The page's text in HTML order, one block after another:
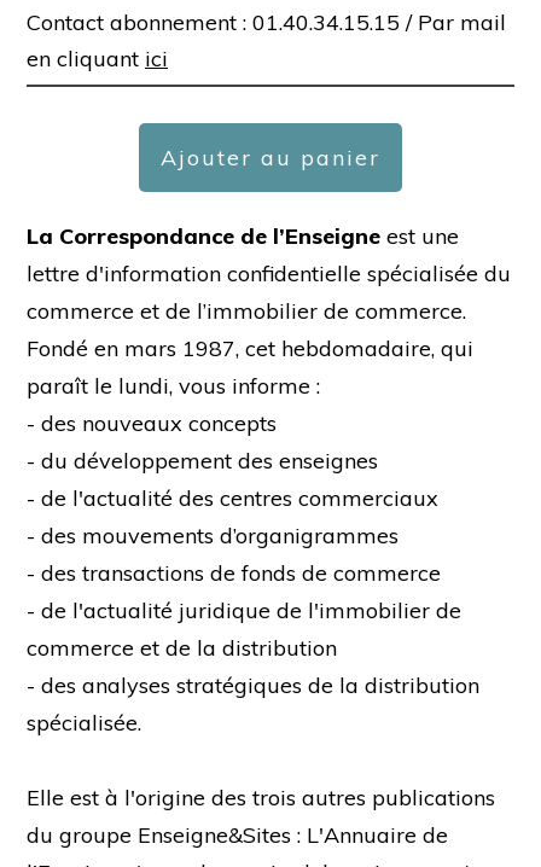
Contact abonnement : 01.40.34.15.15 / Par mail
en cliquant ici
Ajouter au panier
La Correspondance de l’Enseigne est une
lettre d'information confidentielle spécialisée du
commerce et de l’immobilier de commerce.
Fondé en mars 1987, cet hebdomadaire, qui
paraît le lundi, vous informe :
- des nouveaux concepts
- du développement des enseignes
- de l'actualité des centres commerciaux
- des mouvements d’organigrammes
- des transactions de fonds de commerce
- de l'actualité juridique de l'immobilier de
commerce et de la distribution
- des analyses stratégiques de la distribution
spécialisée.
Elle est à l'origine des trois autres publications
du groupe Enseigne&Sites : L'Annuaire de